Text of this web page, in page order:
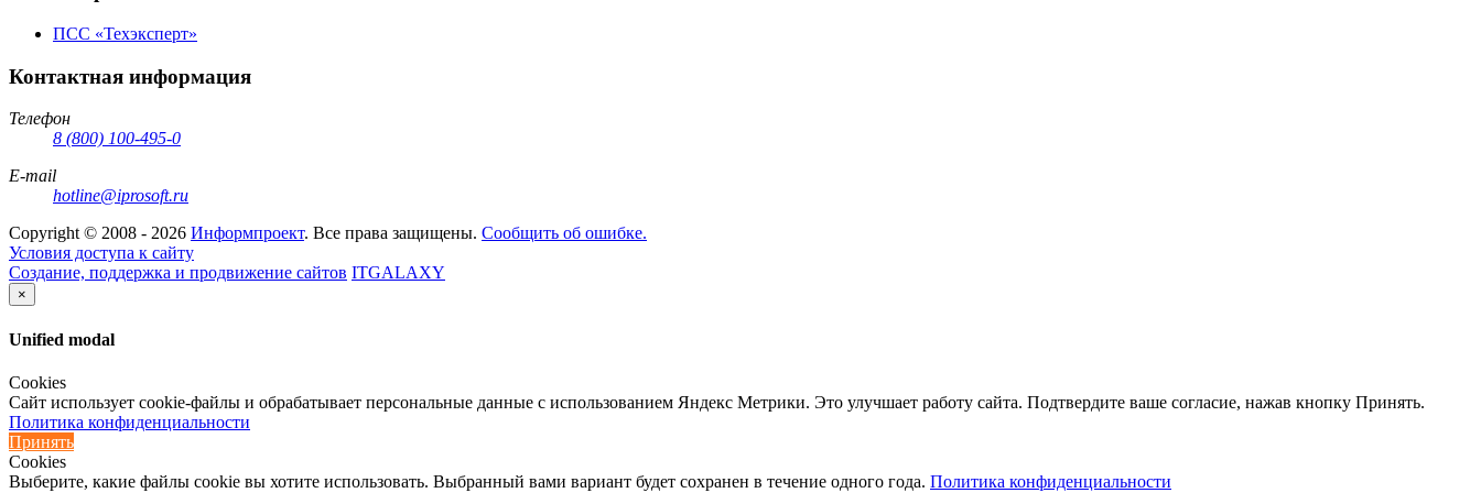
ПСС «Техэксперт»
Контактная информация
Телефон
8 (800) 100-495-0
E-mail
hotline@iprosoft.ru
Copyright © 2008 - 2026 Информпроект. Все права защищены. Сообщить об ошибке.
Условия доступа к сайту
Создание, поддержка и продвижение сайтов ITGALAXY
×
Unified modal
Cookies
Сайт использует cookie-файлы и обрабатывает персональные данные с использованием Яндекс Метрики. Это улучшает работу сайта. Подтвердите ваше согласие, нажав кнопку Принять.
Политика конфиденциальности
Принять
Cookies
Выберите, какие файлы cookie вы хотите использовать. Выбранный вами вариант будет сохранен в течение одного года. Политика конфиденциальности